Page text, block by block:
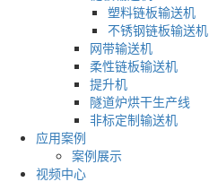
塑料链板输送机
不锈钢链板输送机
网带输送机
柔性链板输送机
提升机
隧道炉烘干生产线
非标定制输送机
应用案例
案例展示
视频中心